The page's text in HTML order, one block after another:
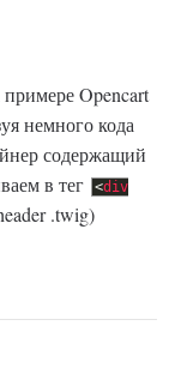
Opencart
немного кода
содержащий
в тег <div
.twig)